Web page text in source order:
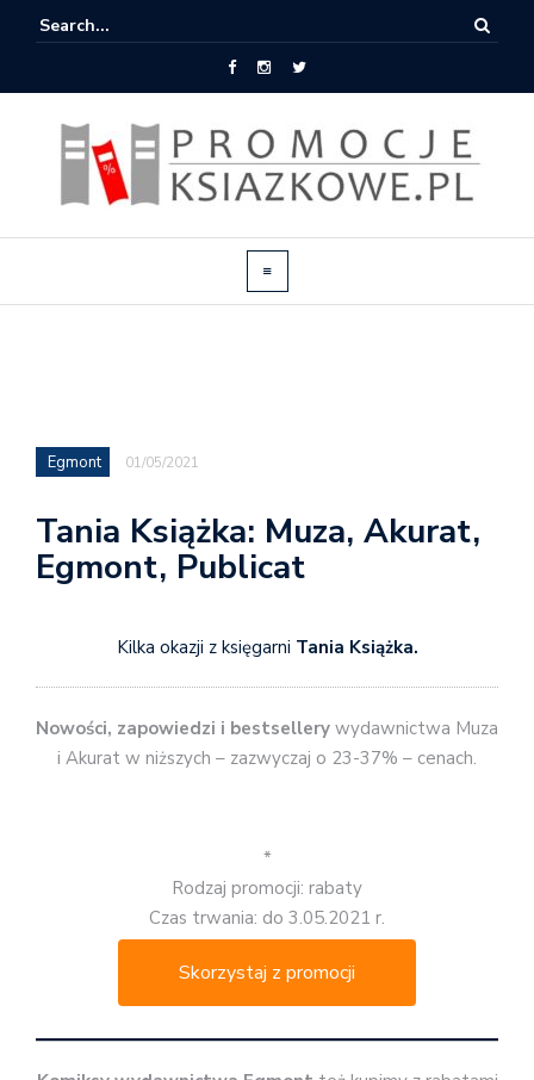
Egmont 01/05/2021
Tania Książka: Muza, Akurat,
Egmont, Publicat
Kilka okazji z księgarni Tania Książka.
Nowości, zapowiedzi i bestsellery wydawnictwa Muza
i Akurat w niższych – zazwyczaj o 23-37% – cenach.
*
Rodzaj promocji: rabaty
Czas trwania: do 3.05.2021 r.
Skorzystaj z promocji